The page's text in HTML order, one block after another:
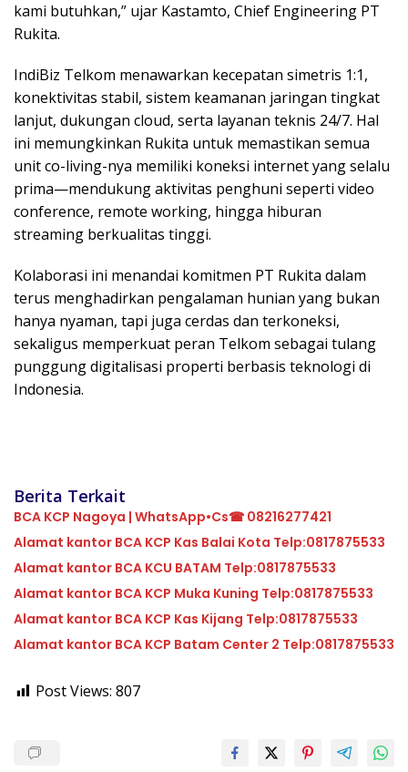
kami butuhkan,” ujar Kastamto, Chief Engineering PT
Rukita.
IndiBiz Telkom menawarkan kecepatan simetris 1:1,
konektivitas stabil, sistem keamanan jaringan tingkat
lanjut, dukungan cloud, serta layanan teknis 24/7. Hal
ini memungkinkan Rukita untuk memastikan semua
unit co-living-nya memiliki koneksi internet yang selalu
prima—mendukung aktivitas penghuni seperti video
conference, remote working, hingga hiburan
streaming berkualitas tinggi.
Kolaborasi ini menandai komitmen PT Rukita dalam
terus menghadirkan pengalaman hunian yang bukan
hanya nyaman, tapi juga cerdas dan terkoneksi,
sekaligus memperkuat peran Telkom sebagai tulang
punggung digitalisasi properti berbasis teknologi di
Indonesia.
Berita Terkait
BCA KCP Nagoya | WhatsApp•Cs☎ 08216277421
Alamat kantor BCA KCP Kas Balai Kota Telp:0817875533
Alamat kantor BCA KCU BATAM Telp:0817875533
Alamat kantor BCA KCP Muka Kuning Telp:0817875533
Alamat kantor BCA KCP Kas Kijang Telp:0817875533
Alamat kantor BCA KCP Batam Center 2 Telp:0817875533
Post Views: 807